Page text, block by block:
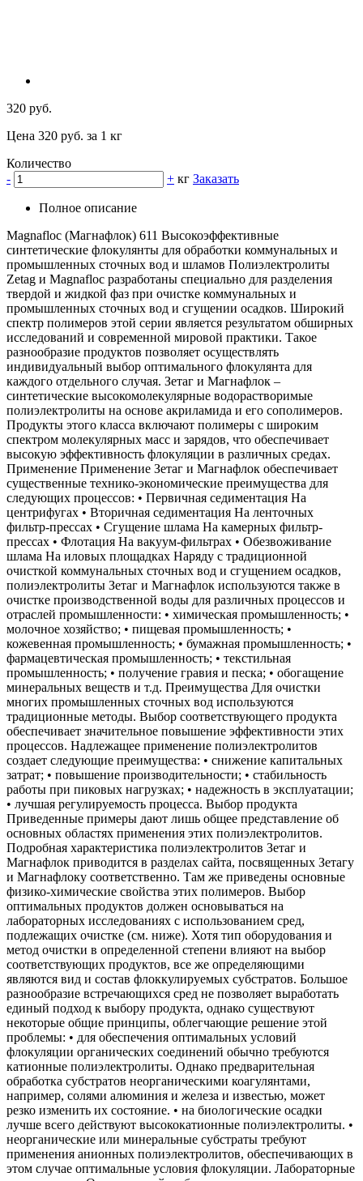
320 руб.
Цена 320 руб. за 1 кг
Количество
-
+ кг Заказать
Полное описание
Magnafloc (Магнафлок) 611 Высокоэффективные
синтетические флокулянты для обработки коммунальных и
промышленных сточных вод и шламов Полиэлектролиты
Zetag и Magnafloc разработаны специально для разделения
твердой и жидкой фаз при очистке коммунальных и
промышленных сточных вод и сгущении осадков. Широкий
спектр полимеров этой серии является результатом обширных
исследований и современной мировой практики. Такое
разнообразие продуктов позволяет осуществлять
индивидуальный выбор оптимального флокулянта для
каждого отдельного случая. Зетаг и Магнафлок –
синтетические высокомолекулярные водорастворимые
полиэлектролиты на основе акриламида и его сополимеров.
Продукты этого класса включают полимеры с широким
спектром молекулярных масс и зарядов, что обеспечивает
высокую эффективность флокуляции в различных средах.
Применение Применение Зетаг и Магнафлок обеспечивает
существенные технико-экономические преимущества для
следующих процессов: • Первичная седиментация На
центрифугах • Вторичная седиментация На ленточных
фильтр-прессах • Сгущение шлама На камерных фильтр-
прессах • Флотация На вакуум-фильтрах • Обезвоживание
шлама На иловых площадках Наряду с традиционной
очисткой коммунальных сточных вод и сгущением осадков,
полиэлектролиты Зетаг и Магнафлок используются также в
очистке производственной воды для различных процессов и
отраслей промышленности: • химическая промышленность; •
молочное хозяйство; • пищевая промышленность; •
кожевенная промышленность; • бумажная промышленность; •
фармацевтическая промышленность; • текстильная
промышленность; • получение гравия и песка; • обогащение
минеральных веществ и т.д. Преимущества Для очистки
многих промышленных сточных вод используются
традиционные методы. Выбор соответствующего продукта
обеспечивает значительное повышение эффективности этих
процессов. Надлежащее применение полиэлектролитов
создает следующие преимущества: • снижение капитальных
затрат; • повышение производительности; • стабильность
работы при пиковых нагрузках; • надежность в эксплуатации;
• лучшая регулируемость процесса. Выбор продукта
Приведенные примеры дают лишь общее представление об
основных областях применения этих полиэлектролитов.
Подробная характеристика полиэлектролитов Зетаг и
Магнафлок приводится в разделах сайта, посвященных Зетагу
и Магнафлоку соответственно. Там же приведены основные
физико-химические свойства этих полимеров. Выбор
оптимальных продуктов должен основываться на
лабораторных исследованиях с использованием сред,
подлежащих очистке (см. ниже). Хотя тип оборудования и
метод очистки в определенной степени влияют на выбор
соответствующих продуктов, все же определяющими
являются вид и состав флоккулируемых субстратов. Большое
разнообразие встречающихся сред не позволяет выработать
единый подход к выбору продукта, однако существуют
некоторые общие принципы, облегчающие решение этой
проблемы: • для обеспечения оптимальных условий
флокуляции органических соединений обычно требуются
катионные полиэлектролиты. Однако предварительная
обработка субстратов неорганическими коагулянтами,
например, солями алюминия и железа и известью, может
резко изменить их состояние. • на биологические осадки
лучше всего действуют высококатионные полиэлектролиты. •
неорганические или минеральные субстраты требуют
применения анионных полиэлектролитов, обеспечивающих в
этом случае оптимальные условия флокуляции. Лабораторные